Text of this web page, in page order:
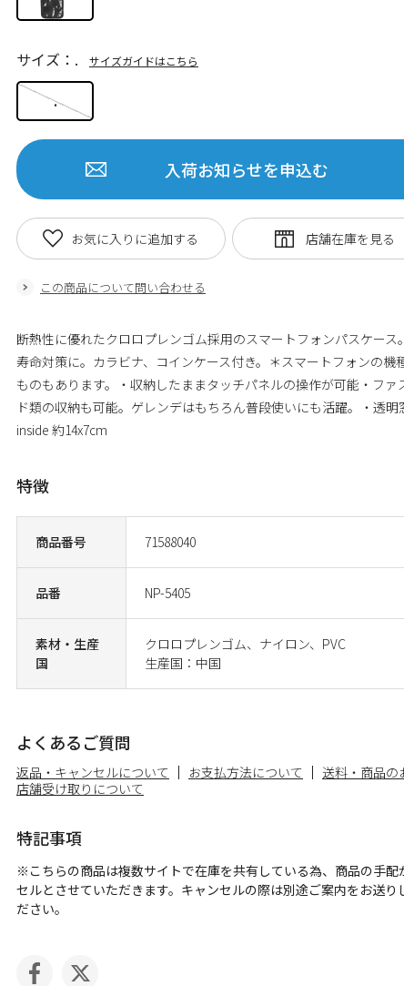
商品番号 71588040
品番 NP-5405
素材・生産
国
クロロプレンゴム、ナイロン、PVC
生産国：中国
.
サイズ：. サイズガイドはこちら
入荷お知らせを申込む
この商品について問い合わせる
お気に入りに追加する
断熱性に優れたクロロプレンゴム採用のスマートフォンパスケース
寿命対策に。カラビナ、コインケース付き。＊スマートフォンの機
ものもあります。・収納したままタッチパネルの操作が可能・ファ
ド類の収納も可能。ゲレンデはもちろん普段使いにも活躍。・透
inside 約14x7cm
特徴
よくあるご質問
返品・キャンセルについて お支払方法について
送料・商品の
店舗受け取りについて
特記事項
※こちらの商品は複数サイトで在庫を共有している為、商品の手配
セルとさせていただきます。キャンセルの際は別途ご案内をお送り
ださい。